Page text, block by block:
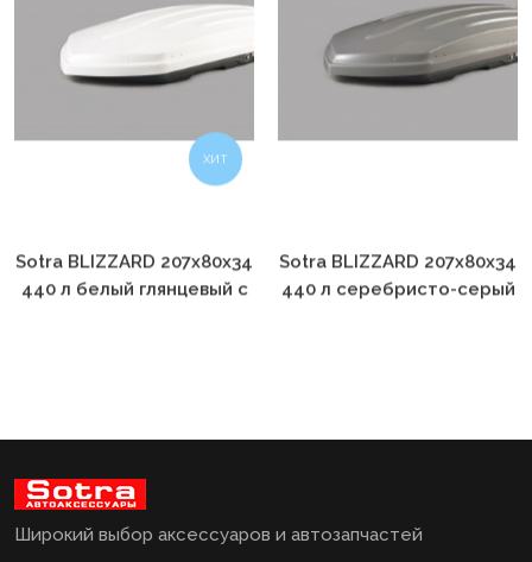
ХИТ
440 л белый глянцевый с
двухсторонним
440 л серебристо-серый
глянцевый с
Широкий выбор аксессуаров и автозапчастей